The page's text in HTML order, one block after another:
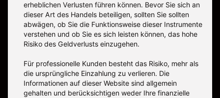
erheblichen Verlusten führen können. Bevor Sie sich an
dieser Art des Handels beteiligen, sollten Sie sollten
abwägen, ob Sie die Funktionsweise dieser Instrumente
verstehen und ob Sie es sich leisten können, das hohe
Risiko des Geldverlusts einzugehen.
Für professionelle Kunden besteht das Risiko, mehr als
die ursprüngliche Einzahlung zu verlieren. Die
Informationen auf dieser Website sind allgemein
gehalten und berücksichtigen weder Ihre finanzielle